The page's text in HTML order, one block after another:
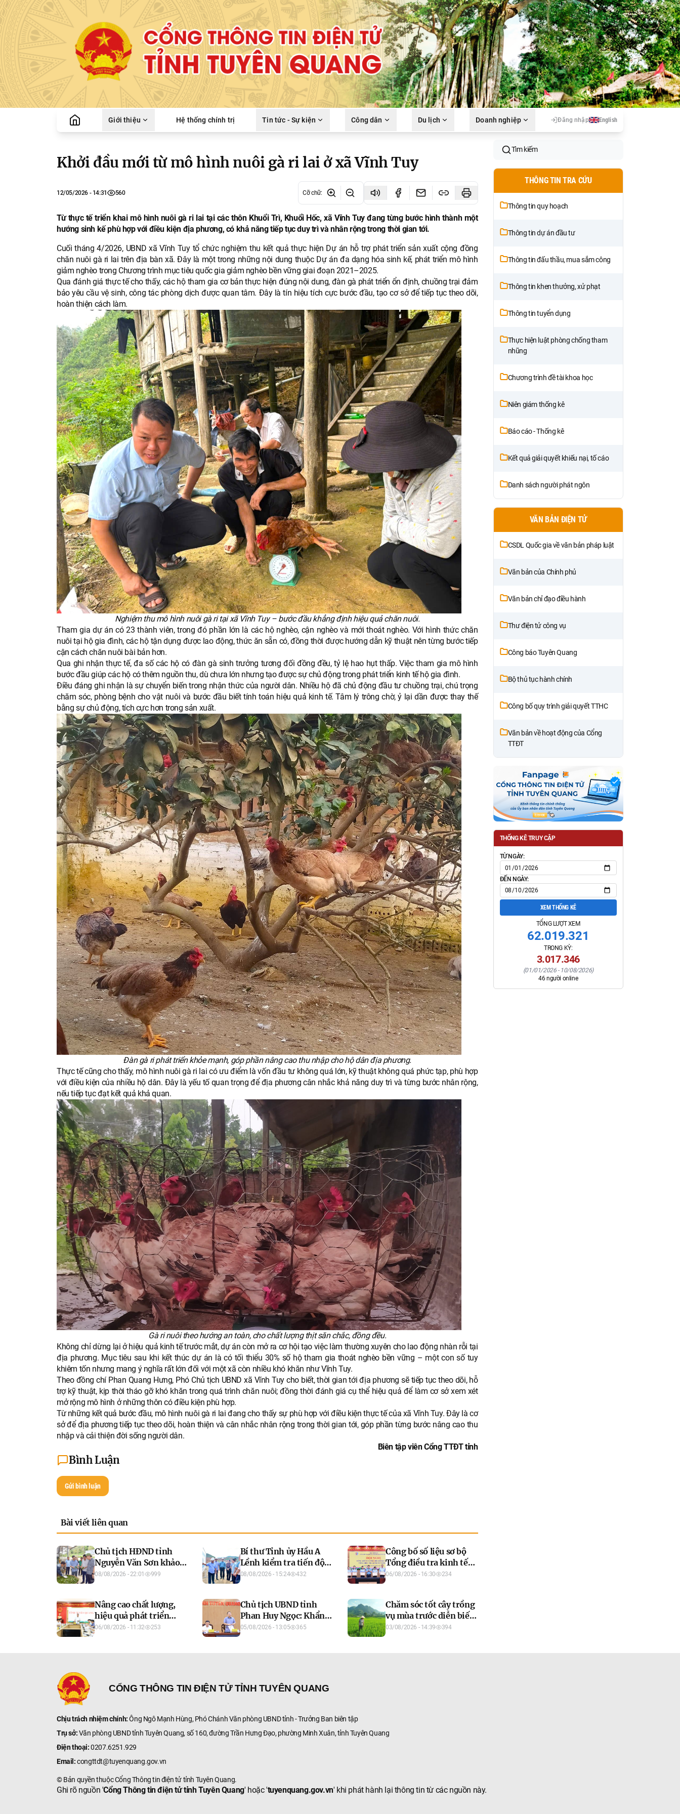
Giới thiệu Hệ thống chính trị Tin tức - Sự kiện Công dân Du lịch Doanh nghiệp Đăng nhập English
Khởi đầu mới từ mô hình nuôi gà ri lai ở xã Vĩnh Tuy
12/05/2026 - 14:31 560 Cỡ chữ:
Từ thực tế triển khai mô hình nuôi gà ri lai tại các thôn Khuổi Trì, Khuổi Hốc, xã Vĩnh Tuy đang từng bước hình thành một
hướng sinh kế phù hợp với điều kiện địa phương, có khả năng tiếp tục duy trì và nhân rộng trong thời gian tới.
Cuối tháng 4/2026, UBND xã Vĩnh Tuy tổ chức nghiệm thu kết quả thực hiện Dự án hỗ trợ phát triển sản xuất cộng đồng
chăn nuôi gà ri lai trên địa bàn xã. Đây là một trong những nội dung thuộc Dự án đa dạng hóa sinh kế, phát triển mô hình
giảm nghèo trong Chương trình mục tiêu quốc gia giảm nghèo bền vững giai đoạn 2021–2025.
Qua đánh giá thực tế cho thấy, các hộ tham gia cơ bản thực hiện đúng nội dung, đàn gà phát triển ổn định, chuồng trại đảm
bảo yêu cầu vệ sinh, công tác phòng dịch được quan tâm. Đây là tín hiệu tích cực bước đầu, tạo cơ sở để tiếp tục theo dõi,
hoàn thiện cách làm.
Nghiệm thu mô hình nuôi gà ri tại xã Vĩnh Tuy – bước đầu khẳng định hiệu quả chăn nuôi.
Tham gia dự án có 23 thành viên, trong đó phần lớn là các hộ nghèo, cận nghèo và mới thoát nghèo. Với hình thức chăn
nuôi tại hộ gia đình, các hộ tận dụng được lao động, thức ăn sẵn có, đồng thời được hướng dẫn kỹ thuật nên từng bước tiếp
cận cách chăn nuôi bài bản hơn.
Qua ghi nhận thực tế, đa số các hộ có đàn gà sinh trưởng tương đối đồng đều, tỷ lệ hao hụt thấp. Việc tham gia mô hình
bước đầu giúp các hộ có thêm nguồn thu, dù chưa lớn nhưng tạo được sự chủ động trong phát triển kinh tế hộ gia đình.
Điều đáng ghi nhận là sự chuyển biến trong nhận thức của người dân. Nhiều hộ đã chủ động đầu tư chuồng trại, chú trọng
chăm sóc, phòng bệnh cho vật nuôi và bước đầu biết tính toán hiệu quả kinh tế. Tâm lý trông chờ, ỷ lại dần được thay thế
bằng sự chủ động, tích cực hơn trong sản xuất.
Đàn gà ri phát triển khỏe mạnh, góp phần nâng cao thu nhập cho hộ dân địa phương.
Thực tế cũng cho thấy, mô hình nuôi gà ri lai có ưu điểm là vốn đầu tư không quá lớn, kỹ thuật không quá phức tạp, phù hợp
với điều kiện của nhiều hộ dân. Đây là yếu tố quan trọng để địa phương cân nhắc khả năng duy trì và từng bước nhân rộng,
nếu tiếp tục đạt kết quả khả quan.
Gà ri nuôi theo hướng an toàn, cho chất lượng thịt săn chắc, đồng đều.
Không chỉ dừng lại ở hiệu quả kinh tế trước mắt, dự án còn mở ra cơ hội tạo việc làm thường xuyên cho lao động nhàn rỗi tại
địa phương. Mục tiêu sau khi kết thúc dự án là có tối thiểu 30% số hộ tham gia thoát nghèo bền vững – một con số tuy
khiêm tốn nhưng mang ý nghĩa rất lớn đối với một xã còn nhiều khó khăn như Vĩnh Tuy.
Theo đồng chí Phan Quang Hưng, Phó Chủ tịch UBND xã Vĩnh Tuy cho biết, thời gian tới địa phương sẽ tiếp tục theo dõi, hỗ
trợ kỹ thuật, kịp thời tháo gỡ khó khăn trong quá trình chăn nuôi; đồng thời đánh giá cụ thể hiệu quả để làm cơ sở xem xét
mở rộng mô hình ở những thôn có điều kiện phù hợp.
Từ những kết quả bước đầu, mô hình nuôi gà ri lai đang cho thấy sự phù hợp với điều kiện thực tế của xã Vĩnh Tuy. Đây là cơ
sở để địa phương tiếp tục theo dõi, hoàn thiện và cân nhắc nhân rộng trong thời gian tới, góp phần từng bước nâng cao thu
nhập và cải thiện đời sống người dân.
Biên tập viên Cổng TTĐT tỉnh
Bình Luận
Gửi bình luận
Bài viết liên quan
Chủ tịch HĐND tỉnh
Nguyễn Văn Sơn khảo
sát các mô hình chè tại
08/08/2026 - 22:01 999
Bí thư Tỉnh ủy Hầu A
Lềnh kiểm tra tiến độ
các dự án đầu tư hạ tầng
tại một số địa phương
08/08/2026 - 15:24 432
Công bố số liệu sơ bộ
Tổng điều tra kinh tế
năm 2026
06/08/2026 - 16:30 234
Nâng cao chất lượng,
hiệu quả phát triển
kinh tế tập thể
06/08/2026 - 11:32 253
Chủ tịch UBND tỉnh
Phan Huy Ngọc: Khẩn
trương tháo gỡ dứt
điểm các dự án tồn
05/08/2026 - 13:05 365
Chăm sóc tốt cây trồng
vụ mùa trước diễn biến
thời tiết bất lợi
03/08/2026 - 14:39 394
Tìm kiếm
THÔNG TIN TRA CỨU
Thông tin quy hoạch
Thông tin dự án đầu tư
Thông tin đấu thầu, mua sắm công
Thông tin khen thưởng, xử phạt
Thông tin tuyển dụng
Thực hiện luật phòng chống tham
nhũng
Chương trình đề tài khoa học
Niên giám thống kê
Báo cáo - Thống kê
Kết quả giải quyết khiếu nại, tố cáo
Danh sách người phát ngôn
VĂN BẢN ĐIỆN TỬ
CSDL Quốc gia về văn bản pháp luật
Văn bản của Chính phủ
Văn bản chỉ đạo điều hành
Thư điện tử công vụ
Công báo Tuyên Quang
Bộ thủ tục hành chính
Công bố quy trình giải quyết TTHC
Văn bản về hoạt động của Cổng
TTĐT
THỐNG KÊ TRUY CẬP
TỪ NGÀY:
ĐẾN NGÀY:
XEM THỐNG KÊ
TỔNG LƯỢT XEM
62.019.321
TRONG KỲ:
3.017.346
(01/01/2026- 10/08/2026)
46người online
CỔNG THÔNG TIN ĐIỆN TỬ TỈNH TUYÊN QUANG
Chịu trách nhiệm chính:Ông Ngô Mạnh Hùng, Phó Chánh Văn phòng UBND tỉnh - Trưởng Ban biên tập
Trụ sở:Văn phòng UBND tỉnh Tuyên Quang, số 160, đường Trần Hưng Đạo, phường Minh Xuân, tỉnh Tuyên Quang
Điện thoại:0207.6251.929
Email: congttdt@tuyenquang.gov.vn
© Bản quyền thuộc Cổng Thông tin điện tử tỉnh Tuyên Quang.
Ghi rõ nguồn 'Cổng Thông tin điện tử tỉnh Tuyên Quang' hoặc 'tuyenquang.gov.vn' khi phát hành lại thông tin từ các nguồn này.